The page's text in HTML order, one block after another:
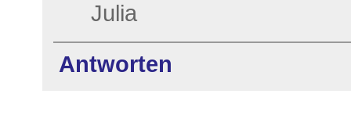
Julia
Antworten